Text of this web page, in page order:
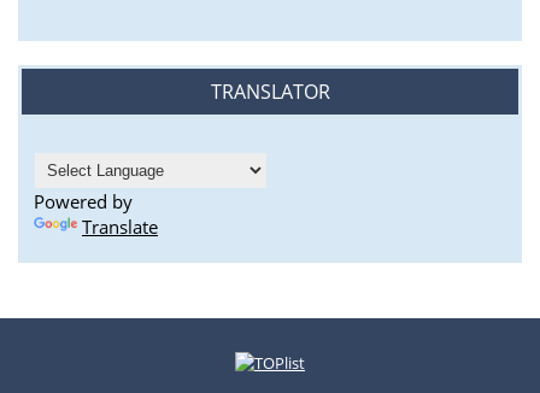
TRANSLATOR
Powered by
Translate